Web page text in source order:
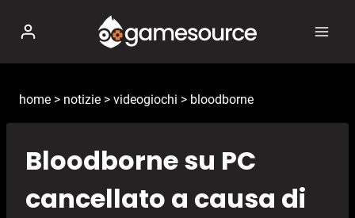
contenuto
home > notizie > videogiochi > bloodborne
Bloodborne su PC
cancellato a causa di